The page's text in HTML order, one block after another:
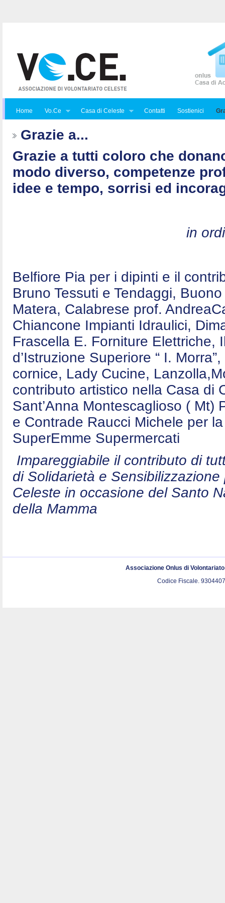
Home Vo.Ce Casa di Celeste Contatti Sostienici
Grazie a...
Grazie a tutti coloro che
modo diverso, competenze
idee e tempo, sorrisi ed
in
Belfiore Pia per i dipinti e il
Bruno Tessuti e Tendaggi,
Matera, Calabrese prof.
Chiancone Impianti Idraulici,
Frascella E. Forniture Elettriche,
d’Istruzione Superiore “ I.
cornice, Lady Cucine,
contributo artistico nella Casa di
Sant’Anna Montescaglioso ( Mt)
e Contrade Raucci Michele per
SuperEmme Supermercati
Impareggiabile il contributo di
di Solidarietà e
Celeste in occasione del Santo
della Mamma
Associazione Onlus di
Codice Fiscale.